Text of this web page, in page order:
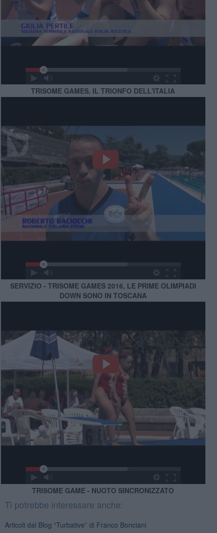
TRISOME GAMES, IL TRIONFO DELL'ITALIA
SERVIZIO - TRISOME GAMES 2016, LE PRIME OLIMPIADI
DOWN SONO IN TOSCANA
TRISOME GAME - NUOTO SINCRONIZZATO
Ti potrebbe interessare anche:
Articoli dal Blog “Turbative” di Franco Bonciani